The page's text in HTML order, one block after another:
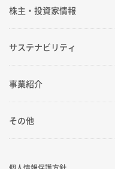
企業情報
ご挨拶
グローバルネットワーク
株主・投資家情報
株主・投資家情報
経営情報
サステナビリティ
サステナビリティ
トップメッセージ
事業紹介
事業紹介
採用情報
その他